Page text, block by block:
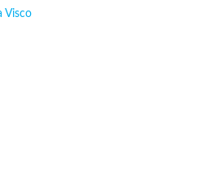
Visco